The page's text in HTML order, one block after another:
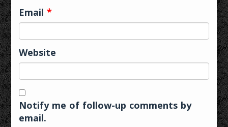
Email*
Website
Notify me of follow-up comments by
email.